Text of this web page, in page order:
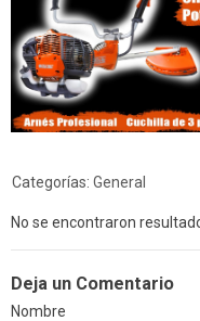
Categorías: General
No se encontraron
Deja un Comentario
Nombre